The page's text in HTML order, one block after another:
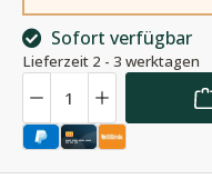
Sofort verfügbar
Lieferzeit 2 - 3 werktagen